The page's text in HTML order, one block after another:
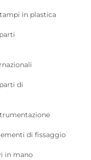
in plastica
di
di fissaggio
in mano